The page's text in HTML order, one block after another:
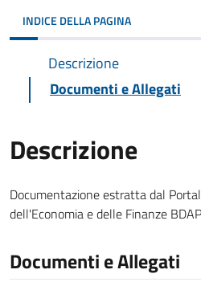
INDICE DELLA PAGINA
Descrizione
Documenti e Allegati
Descrizione
Documentazione estratta dal
dell'Economia e delle Finanze BDAP
Documenti e Allegati